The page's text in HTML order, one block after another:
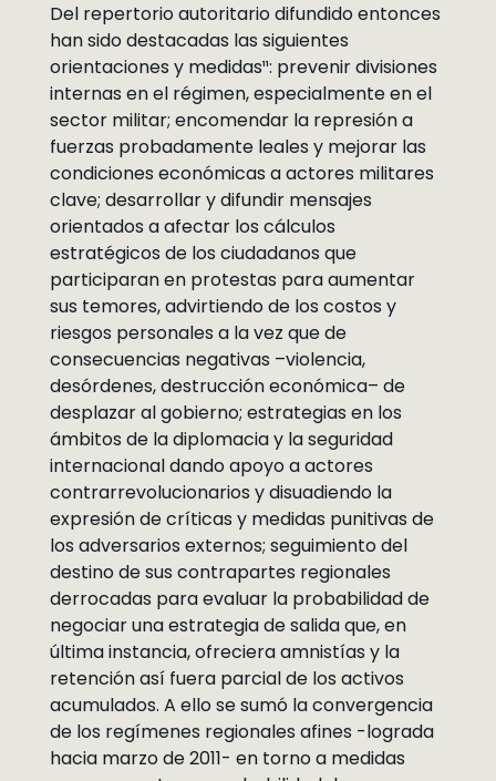
Del repertorio autoritario difundido entonces
han sido destacadas las siguientes
orientaciones y medidas¹¹: prevenir divisiones
internas en el régimen, especialmente en el
sector militar; encomendar la represión a
fuerzas probadamente leales y mejorar las
condiciones económicas a actores militares
clave; desarrollar y difundir mensajes
orientados a afectar los cálculos
estratégicos de los ciudadanos que
participaran en protestas para aumentar
sus temores, advirtiendo de los costos y
riesgos personales a la vez que de
consecuencias negativas –violencia,
desórdenes, destrucción económica– de
desplazar al gobierno; estrategias en los
ámbitos de la diplomacia y la seguridad
internacional dando apoyo a actores
contrarrevolucionarios y disuadiendo la
expresión de críticas y medidas punitivas de
los adversarios externos; seguimiento del
destino de sus contrapartes regionales
derrocadas para evaluar la probabilidad de
negociar una estrategia de salida que, en
última instancia, ofreciera amnistías y la
retención así fuera parcial de los activos
acumulados. A ello se sumó la convergencia
de los regímenes regionales afines -lograda
hacia marzo de 2011- en torno a medidas